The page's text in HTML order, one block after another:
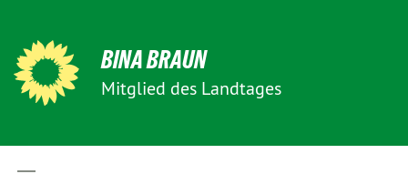
BINA BRAUN
Mitglied des Landtages